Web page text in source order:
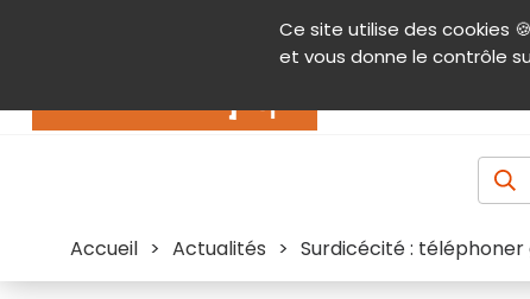
Ce site utilise des cookies 🍪
et vous donne le contrôle
Contenu Aide et accessibilité Menu
Accueil > Actualités > Surdicécité :